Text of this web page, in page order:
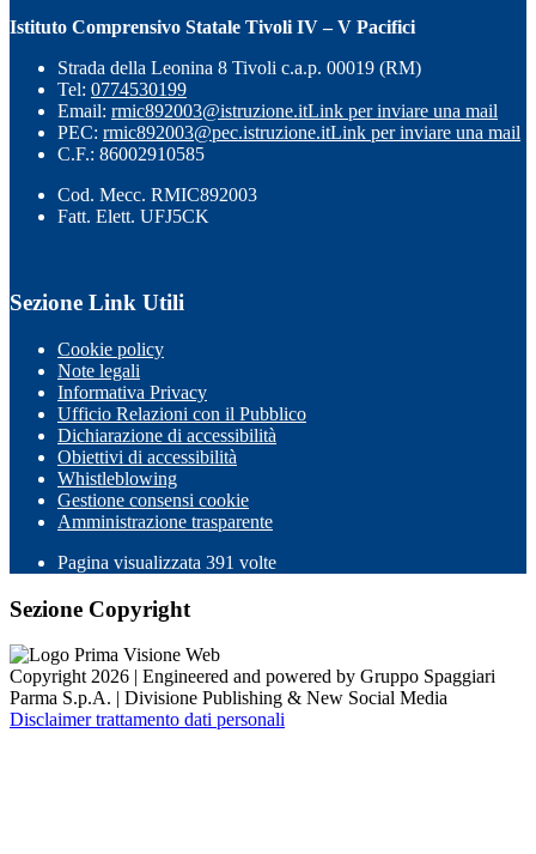
Istituto Comprensivo Statale Tivoli IV – V Pacifici
Strada della Leonina 8 Tivoli c.a.p. 00019 (RM)
Tel: 0774530199
Email: rmic892003@istruzione.itLink per inviare una mail
PEC: rmic892003@pec.istruzione.itLink per inviare una mail
C.F.: 86002910585
Cod. Mecc. RMIC892003
Fatt. Elett. UFJ5CK
Sezione Link Utili
Cookie policy
Note legali
Informativa Privacy
Ufficio Relazioni con il Pubblico
Dichiarazione di accessibilità
Obiettivi di accessibilità
Whistleblowing
Gestione consensi cookie
Amministrazione trasparente
Pagina visualizzata 391 volte
Sezione Copyright
Copyright 2026 | Engineered and powered by Gruppo Spaggiari
Parma S.p.A. | Divisione Publishing & New Social Media
Disclaimer trattamento dati personali